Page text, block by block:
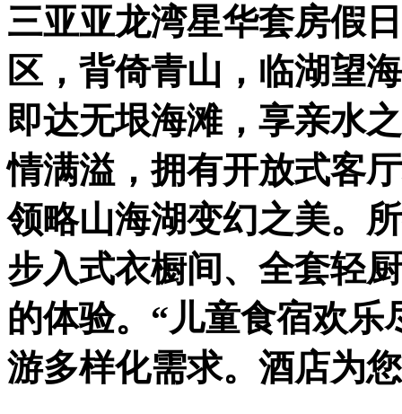
三亚亚龙湾星华套房假
区，背倚青山，临湖望
即达无垠海滩，享亲水
情满溢，拥有开放式客
领略山海湖变幻之美。
步入式衣橱间、全套轻
的体验。“儿童食宿欢乐
游多样化需求。酒店为